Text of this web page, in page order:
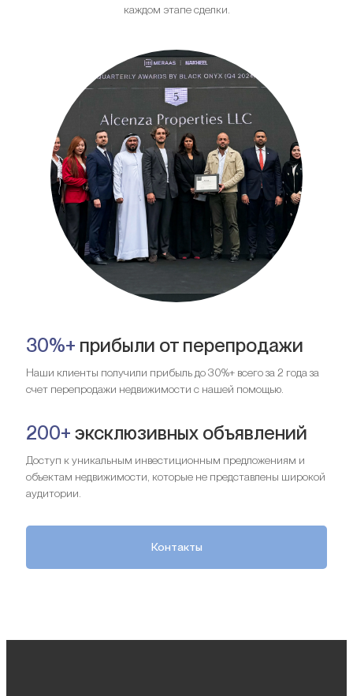
каждом этапе сделки.
30%+ прибыли от перепродажи
Наши клиенты получили прибыль до 30%+ всего за 2 года за
счет перепродажи недвижимости с нашей помощью.
200+ эксклюзивных объявлений
Доступ к уникальным инвестиционным предложениям и
объектам недвижимости, которые не представлены широкой
аудитории.
Контакты